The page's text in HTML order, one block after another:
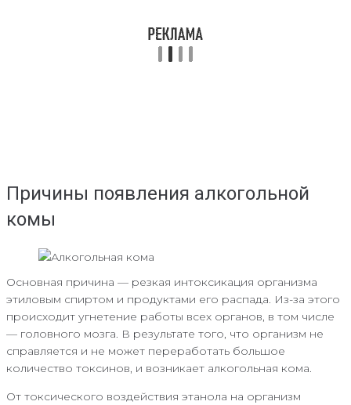
Причины появления алкогольной
комы
Основная причина — резкая интоксикация организма
этиловым спиртом и продуктами его распада. Из-за этого
происходит угнетение работы всех органов, в том числе
— головного мозга. В результате того, что организм не
справляется и не может переработать большое
количество токсинов, и возникает алкогольная кома.
От токсического воздействия этанола на организм